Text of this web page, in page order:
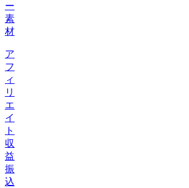
ー
素
材
ア
フ
ィ
リ
エ
イ
ト
収
益
振
込